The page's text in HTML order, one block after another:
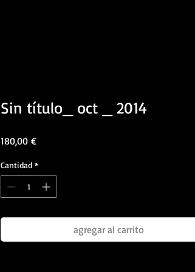
Sin título_ oct _ 2014
180,00 €Precio
Cantidad *
agregar al carrito